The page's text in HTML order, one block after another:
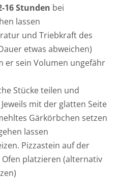
16 Stunden bei
lassen
und Triebkraft des
etwas abweichen)
er sein Volumen ungefähr
Stücke teilen und
mit der glatten Seite
Gärkörbchen setzen
lassen
Pizzastein auf der
platzieren (alternativ